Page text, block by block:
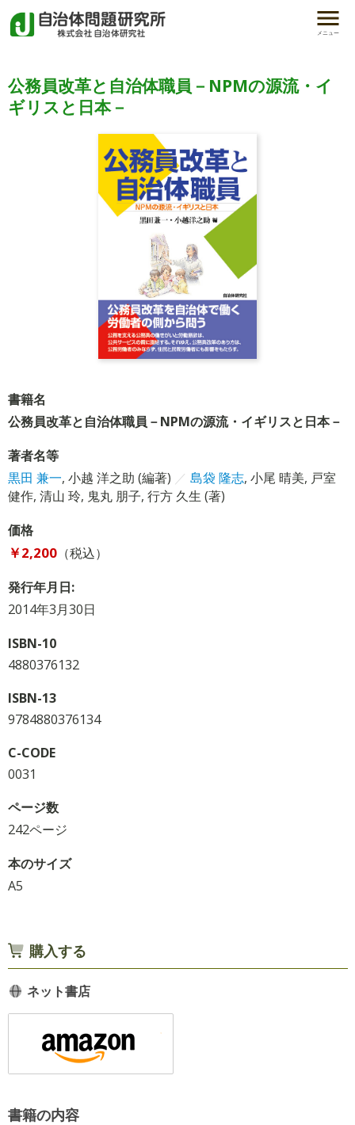
メニュー
公務員改革と自治体職員－NPMの源流・イ
ギリスと日本－
書籍名
公務員改革と自治体職員－NPMの源流・イギリスと日本－
著者名等
黒田 兼一, 小越 洋之助 (編著) ／ 島袋 隆志, 小尾 晴美, 戸室
健作, 清山 玲, 鬼丸 朋子, 行方 久生 (著)
価格
￥2,200（税込）
発行年月日:
2014年3月30日
ISBN-10
4880376132
ISBN-13
9784880376134
C-CODE
0031
ページ数
242ページ
本のサイズ
A5
購入する
ネット書店
書籍の内容